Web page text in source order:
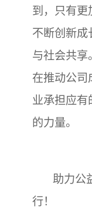
到，只有更
不断创新成
与社会共享
在推动公司
业承担应有
的力量。
助力公益
行！